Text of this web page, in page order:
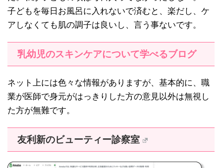
子どもを毎日お風呂に入れないで済むと、楽だし、ケ
アしなくても肌の調子は良いし、言う事ないです。
乳幼児のスキンケアについて学べるブログ
ネット上には色々な情報がありますが、基本的に、職
業が医師で身元がはっきりした方の意見以外は無視し
た方が無難です。
友利新のビューティー診察室